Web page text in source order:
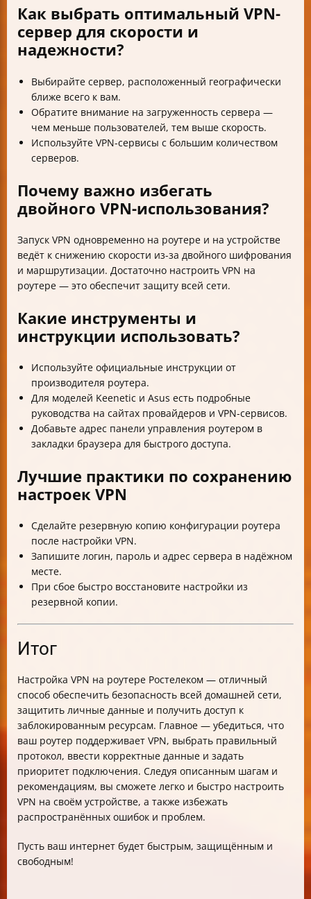
Как выбрать оптимальный VPN-
сервер для скорости и
надежности?
Выбирайте сервер, расположенный географически
ближе всего к вам.
Обратите внимание на загруженность сервера —
чем меньше пользователей, тем выше скорость.
Используйте VPN-сервисы с большим количеством
серверов.
Почему важно избегать
двойного VPN-использования?
Запуск VPN одновременно на роутере и на устройстве
ведёт к снижению скорости из-за двойного шифрования
и маршрутизации. Достаточно настроить VPN на
роутере — это обеспечит защиту всей сети.
Какие инструменты и
инструкции использовать?
Используйте официальные инструкции от
производителя роутера.
Для моделей Keenetic и Asus есть подробные
руководства на сайтах провайдеров и VPN-сервисов.
Добавьте адрес панели управления роутером в
закладки браузера для быстрого доступа.
Лучшие практики по сохранению
настроек VPN
Сделайте резервную копию конфигурации роутера
после настройки VPN.
Запишите логин, пароль и адрес сервера в надёжном
месте.
При сбое быстро восстановите настройки из
резервной копии.
Итог
Настройка VPN на роутере Ростелеком — отличный
способ обеспечить безопасность всей домашней сети,
защитить личные данные и получить доступ к
заблокированным ресурсам. Главное — убедиться, что
ваш роутер поддерживает VPN, выбрать правильный
протокол, ввести корректные данные и задать
приоритет подключения. Следуя описанным шагам и
рекомендациям, вы сможете легко и быстро настроить
VPN на своём устройстве, а также избежать
распространённых ошибок и проблем.
Пусть ваш интернет будет быстрым, защищённым и
свободным!